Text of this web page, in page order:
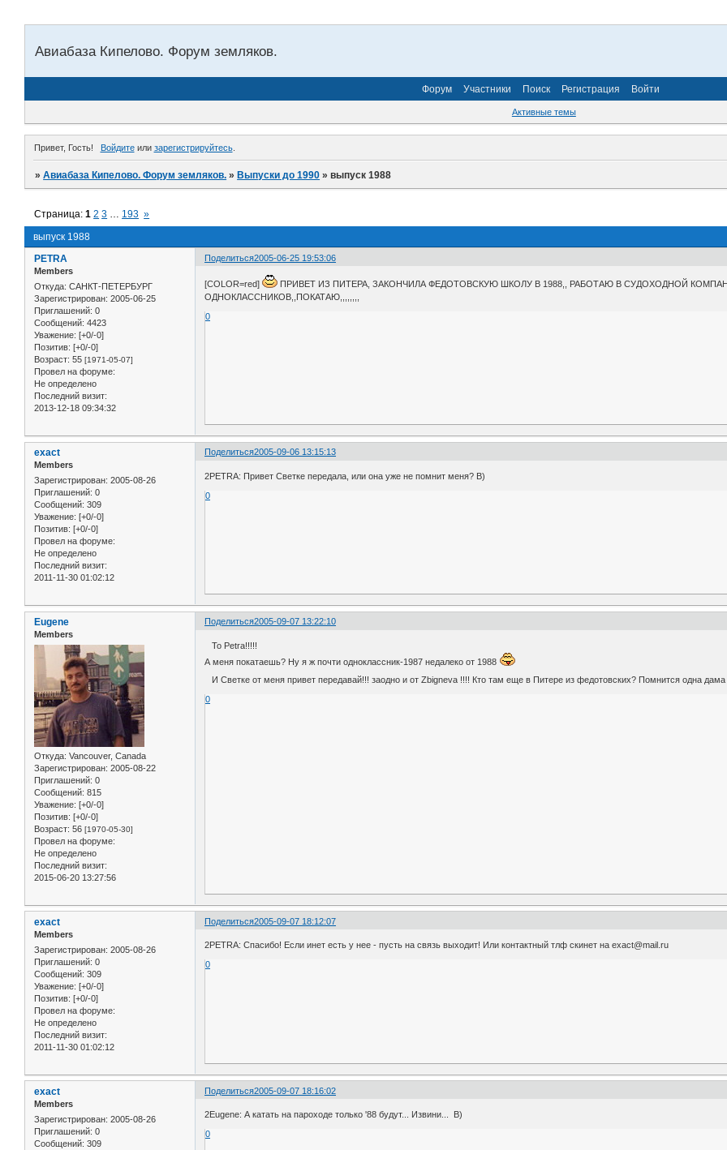
Авиабаза Кипелово. Форум земляков.
Форум Участники Поиск Регистрация Войти
Активные темы
Привет, Гость! Войдитеили зарегистрируйтесь.
»Авиабаза Кипелово. Форум земляков. »Выпуски до 1990 »выпуск 1988
выпуск 1988
Страница:1 2 3 … 193 »
Поделиться2005-06-25 19:53:06
PETRA
Members
Откуда: САНКТ-ПЕТЕРБУРГ
Зарегистрирован: 2005-06-25
Приглашений: 0
Сообщений: 4423
Уважение: [+0/-0]
Позитив: [+0/-0]
Возраст: 55 [1971-05-07]
Провел на форуме:
Не определено
Последний визит:
2013-12-18 09:34:32
[COLOR=red]
ПРИВЕТ ИЗ ПИТЕРА, ЗАКОНЧИЛА ФЕДОТОВСКУЮ ШКОЛУ В 1988,, РАБОТАЮ В СУДОХОДНОЙ
ОДНОКЛАССНИКОВ,,ПОКАТАЮ,,,,,,,,
0
Поделиться2005-09-06 13:15:13
exact
Members
Зарегистрирован: 2005-08-26
Приглашений: 0
Сообщений: 309
Уважение: [+0/-0]
Позитив: [+0/-0]
Провел на форуме:
Не определено
Последний визит:
2011-11-30 01:02:12
2PETRA: Привет Светке передала, или она уже не помнит меня? B)
0
Поделиться2005-09-07 13:22:10
Eugene
Members
Откуда: Vancouver, Canada
Зарегистрирован: 2005-08-22
Приглашений: 0
Сообщений: 815
Уважение: [+0/-0]
Позитив: [+0/-0]
Возраст: 56 [1970-05-30]
Провел на форуме:
Не определено
Последний визит:
2015-06-20 13:27:56
To Petra!!!!!
А меня покатаешь? Ну я ж почти одноклассник-1987 недалеко от 1988
И Светке от меня привет передавай!!! заодно и от Zbigneva !!!! Кто там еще в Питере из федотовских? Помнится одна
0
Поделиться2005-09-07 18:12:07
exact
Members
Зарегистрирован: 2005-08-26
Приглашений: 0
Сообщений: 309
Уважение: [+0/-0]
Позитив: [+0/-0]
Провел на форуме:
Не определено
Последний визит:
2011-11-30 01:02:12
2PETRA: Спасибо! Если инет есть у нее - пусть на связь выходит! Или контактный тлф скинет на exact@mail.ru
0
Поделиться2005-09-07 18:16:02
exact
Members
Зарегистрирован: 2005-08-26
Приглашений: 0
Сообщений: 309
2Eugene: А катать на пароходе только '88 будут... Извини... B)
0